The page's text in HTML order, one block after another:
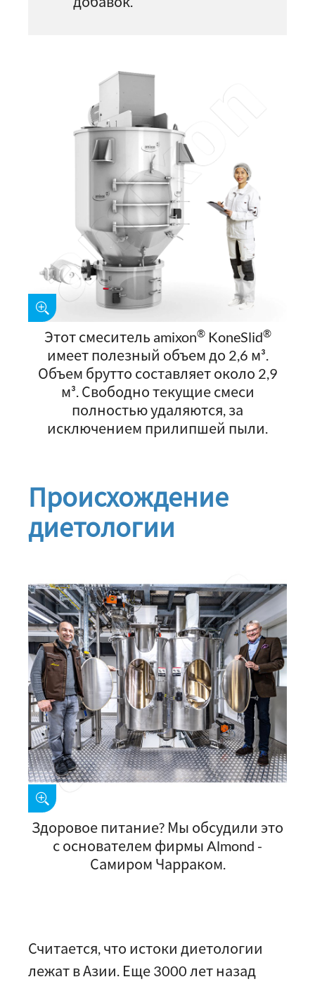
Этот смеситель amixon®KoneSlid®
имеет полезный объем до 2,6 м³.
Объем брутто составляет около 2,9
м³. Свободно текущие смеси
полностью удаляются, за
исключением прилипшей пыли.
Происхождение
диетологии
Здоровое питание? Мы обсудили это
с основателем фирмы Almond -
Самиром Чарраком.
Считается, что истоки диетологии
лежат в Азии. Еще 3000 лет назад